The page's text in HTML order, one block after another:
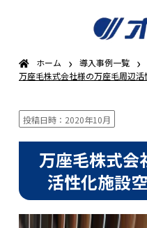
ホーム › 導入事例一覧 ›
万座毛株式会社様の万座毛周辺
投稿日時：2020年10月
万座毛株式会
活性化施設